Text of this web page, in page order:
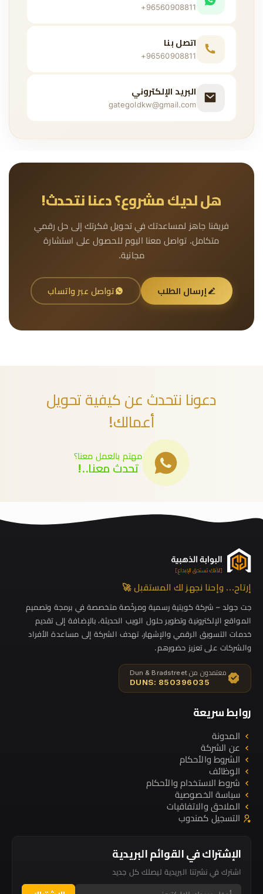
+96560908811
اتصل بنا
+96560908811
البريد الإلكتروني
gategoldkw@gmail.com
هل لديك مشروع؟ دعنا نتحدث!
فريقنا جاهز لمساعدتك في تحويل فكرتك إلى حل رقمي
متكامل. تواصل معنا اليوم للحصول على استشارة
مجانية.
إرسال الطلب تواصل عبر واتساب
دعونا نتحدث عن كيفية تحويل
أعمالك!
مهتم بالعمل معنا؟
تحدث معنا..!
إرتاح… وإحنا نجهز لك المستقبل 🚀
جت جولد – شركة كويتية رسمية ومرخّصة متخصصة في برمجة وتصميم
المواقع الإلكترونية وتطوير حلول الويب الحديثة، بالإضافة إلى تقديم
خدمات التسويق الرقمي والإشهار، تهدف الشركة إلى مساعدة الأفراد
والشركات على تعزيز حضورهم.
معتمدون من Dun & Bradstreet
DUNS: 850396035
روابط سريعة
المدونة
عن الشركة
الشروط والأحكام
الوظائف
شروط الاستخدام والأحكام
سياسة الخصوصية
الملاحق والاتفاقيات
التسجيل كمندوب
الإشتراك في القوائم البريدية
اشترك في نشرتنا البريدية ليصلك كل جديد